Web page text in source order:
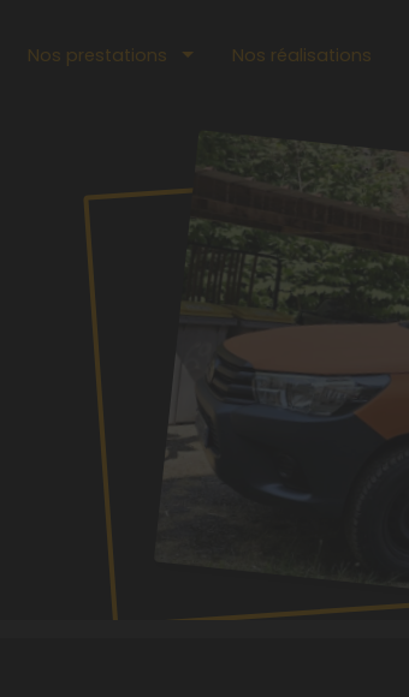
Nos prestations Nos réalisations